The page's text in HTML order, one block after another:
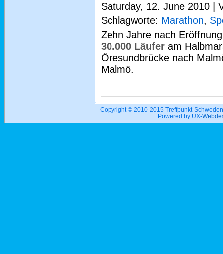
Saturday, 12. June 2010 |
Schlagworte: Marathon,
Zehn Jahre nach
30.000 Läufer am
Öresundbrücke nach
Malmö.
Copyright © 2010-2015 Treffpunkt-
Powered by UX-